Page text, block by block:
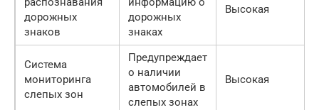
дорожных
знаков
дорожных
знаках
Высокая
Система
мониторинга
слепых зон
Предупреждает
о наличии
автомобилей в
слепых зонах
Высокая